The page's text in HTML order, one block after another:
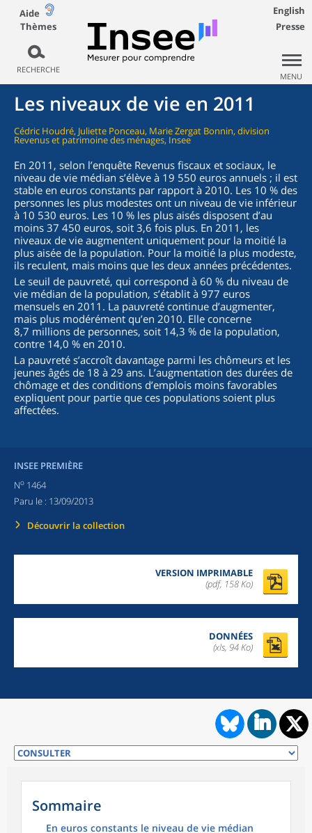
Aide
Thèmes
RECHERCHE
English
Presse
MENU
Les niveaux de vie en 2011
Cédric Houdré, Juliette Ponceau, Marie Zergat Bonnin, division
Revenus et patrimoine des ménages, Insee
En 2011, selon l’enquête Revenus fiscaux et sociaux, le
niveau de vie médian s’élève à 19 550 euros annuels ; il est
stable en euros constants par rapport à 2010. Les 10 % des
personnes les plus modestes ont un niveau de vie inférieur
à 10 530 euros. Les 10 % les plus aisés disposent d’au
moins 37 450 euros, soit 3,6 fois plus. En 2011, les
niveaux de vie augmentent uniquement pour la moitié la
plus aisée de la population. Pour la moitié la plus modeste,
ils reculent, mais moins que les deux années précédentes.
Le seuil de pauvreté, qui correspond à 60 % du niveau de
vie médian de la population, s’établit à 977 euros
mensuels en 2011. La pauvreté continue d’augmenter,
mais plus modérément qu’en 2010. Elle concerne
8,7 millions de personnes, soit 14,3 % de la population,
contre 14,0 % en 2010.
La pauvreté s’accroît davantage parmi les chômeurs et les
jeunes âgés de 18 à 29 ans. L’augmentation des durées de
chômage et des conditions d’emplois moins favorables
expliquent pour partie que ces populations soient plus
affectées.
INSEE PREMIÈRE
No 1464
Paru le : 13/09/2013
Découvrir la collection
VERSION IMPRIMABLE
(pdf, 158 Ko)
DONNÉES
(xls, 94 Ko)
Sommaire
En euros constants le niveau de vie médian